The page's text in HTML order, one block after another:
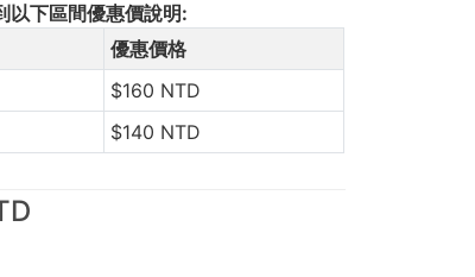
以下區間優惠價說明:
優惠價格
$160 NTD
$140 NTD